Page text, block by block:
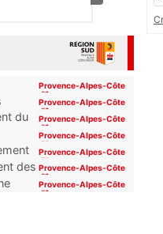
Provence-Alpes-Côte
d'Azur
Provence-Alpes-Côte
d'Azur
du
Provence-Alpes-Côte
d'Azur
Provence-Alpes-Côte
d'Azur
Provence-Alpes-Côte
d'Azur
des Provence-Alpes-Côte
d'Azur
Provence-Alpes-Côte
d'Azur